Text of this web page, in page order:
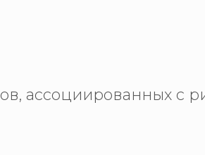
ассоциированных с